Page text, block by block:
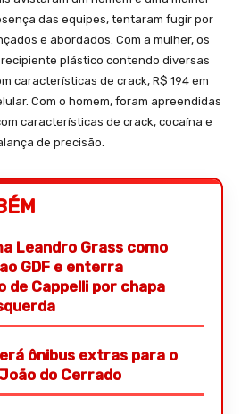
das equipes, tentaram fugir por
e abordados. Com a mulher, os
plástico contendo diversas
características de crack, R$ 194 em
Com o homem, foram apreendidas
características de crack, cocaína e
de precisão.
Leandro Grass como
GDF e enterra
de Cappelli por chapa
ônibus extras para o
do Cerrado